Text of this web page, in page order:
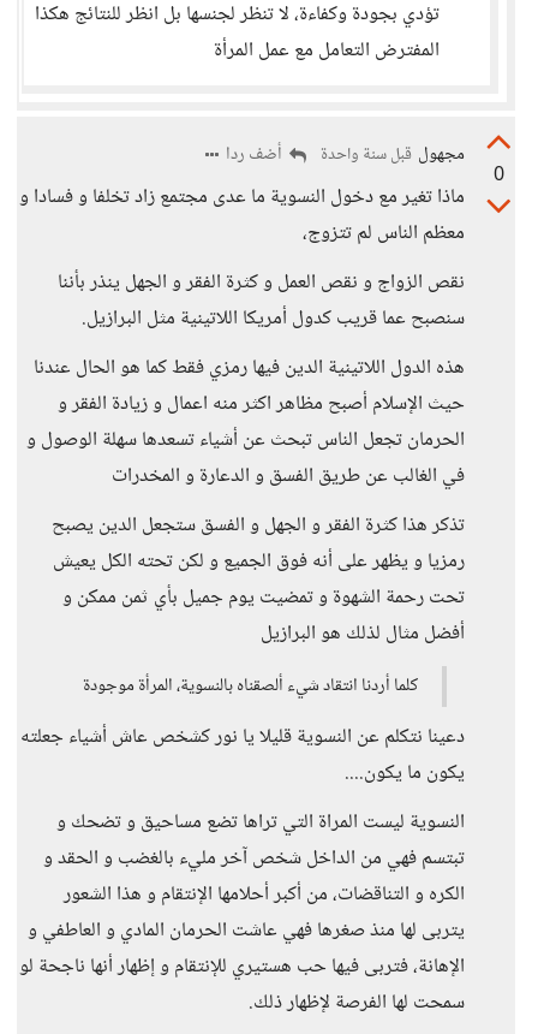
تؤدي بجودة وكفاءة، لا تنظر لجنسها بل انظر للنتائج هكذا
المفترض التعامل مع عمل المرأة
0
مجهول قبل سنة واحدة أضف ردا
ماذا تغير مع دخول النسوية ما عدى مجتمع زاد تخلفا و فسادا و
معظم الناس لم تتزوج،
نقص الزواج و نقص العمل و كثرة الفقر و الجهل ينذر بأننا
سنصبح عما قريب كدول أمريكا اللاتينية مثل البرازيل.
هذه الدول اللاتينية الدين فيها رمزي فقط كما هو الحال عندنا
حيث الإسلام أصبح مظاهر اكثر منه اعمال و زيادة الفقر و
الحرمان تجعل الناس تبحث عن أشياء تسعدها سهلة الوصول و
في الغالب عن طريق الفسق و الدعارة و المخدرات
تذكر هذا كثرة الفقر و الجهل و الفسق ستجعل الدين يصبح
رمزيا و يظهر على أنه فوق الجميع و لكن تحته الكل يعيش
تحت رحمة الشهوة و تمضيت يوم جميل بأي ثمن ممكن و
أفضل مثال لذلك هو البرازيل
كلما أردنا انتقاد شيء ألصقناه بالنسوية، المرأة موجودة
دعينا نتكلم عن النسوية قليلا يا نور كشخص عاش أشياء جعلته
يكون ما يكون....
النسوية ليست المراة التي تراها تضع مساحيق و تضحك و
تبتسم فهي من الداخل شخص آخر مليء بالغضب و الحقد و
الكره و التناقضات، من أكبر أحلامها الإنتقام و هذا الشعور
يتربى لها منذ صغرها فهي عاشت الحرمان المادي و العاطفي و
الإهانة، فتربى فيها حب هستيري للإنتقام و إظهار أنها ناجحة لو
سمحت لها الفرصة لإظهار ذلك.